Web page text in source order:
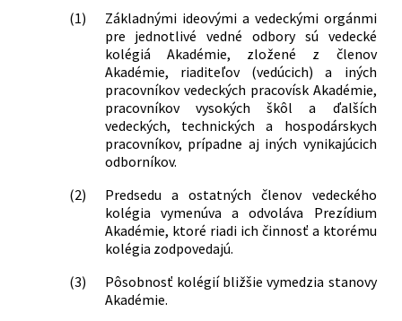
(1)
Základnými ideovými a vedeckými orgánmi
pre jednotlivé vedné odbory sú vedecké
kolégiá Akadémie, zložené z členov
Akadémie, riaditeľov (vedúcich) a iných
pracovníkov vedeckých pracovísk Akadémie,
pracovníkov vysokých škôl a ďalších
vedeckých, technických a hospodárskych
pracovníkov, prípadne aj iných vynikajúcich
odborníkov.
(2)
Predsedu a ostatných členov vedeckého
kolégia vymenúva a odvoláva Prezídium
Akadémie, ktoré riadi ich činnosť a ktorému
kolégia zodpovedajú.
(3)
Pôsobnosť kolégií bližšie vymedzia stanovy
Akadémie.